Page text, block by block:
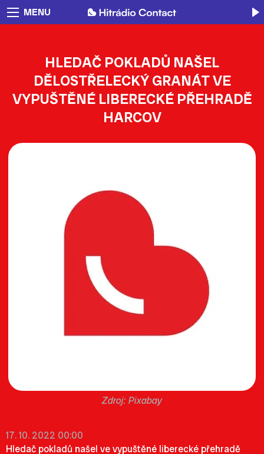
MENU
HLEDAČ POKLADŮ NAŠEL
DĚLOSTŘELECKÝ GRANÁT VE
VYPUŠTĚNÉ LIBERECKÉ PŘEHRADĚ
HARCOV
Pixabay
17. 10. 2022 00:00
Hledač pokladů našel ve vypuštěné liberecké přehradě